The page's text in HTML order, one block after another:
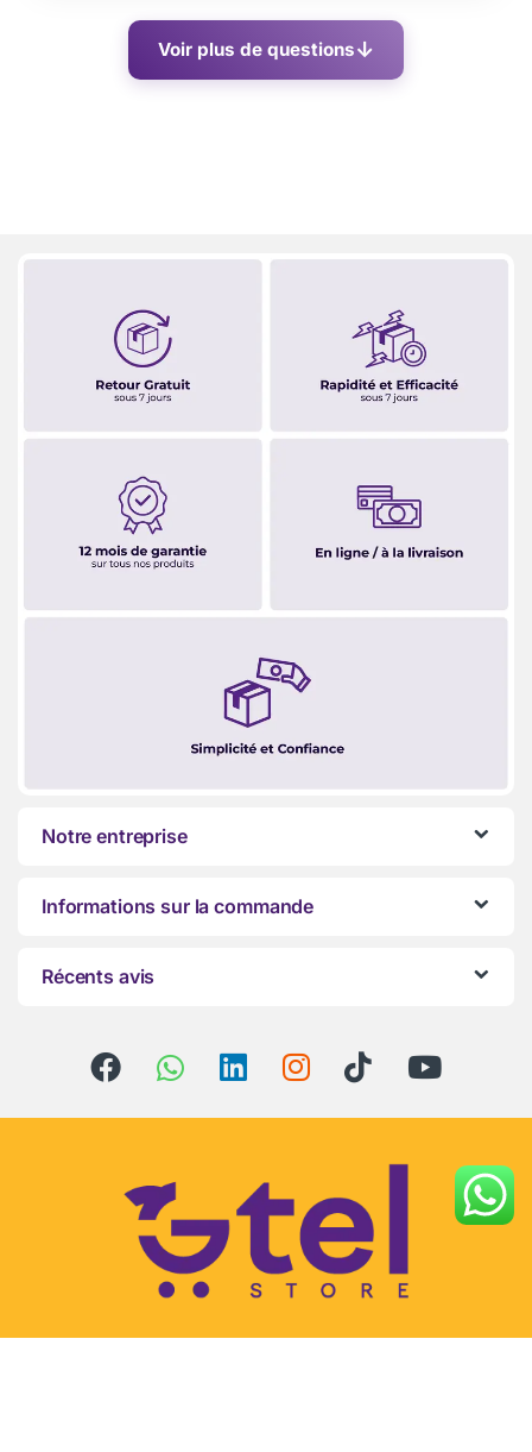
Voir plus de questions
Notre entreprise
Informations sur la commande
Récents avis